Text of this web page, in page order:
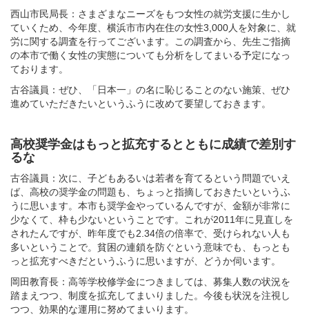
西山市民局長：さまざまなニーズをもつ女性の就労支援に生かし
ていくため、今年度、横浜市市内在住の女性3,000人を対象に、就
労に関する調査を行ってございます。この調査から、先生ご指摘
の本市で働く女性の実態についても分析をしてまいる予定になっ
ております。
古谷議員：ぜひ、「日本一」の名に恥じることのない施策、ぜひ
進めていただきたいというふうに改めて要望しておきます。
高校奨学金はもっと拡充するとともに成績で差別す
るな
古谷議員：次に、子どもあるいは若者を育てるという問題でいえ
ば、高校の奨学金の問題も、ちょっと指摘しておきたいというふ
うに思います。本市も奨学金やっているんですが、金額が非常に
少なくて、枠も少ないということです。これが2011年に見直しを
されたんですが、昨年度でも2.34倍の倍率で、受けられない人も
多いということで。貧困の連鎖を防ぐという意味でも、もっとも
っと拡充すべきだというふうに思いますが、どうか伺います。
岡田教育長：高等学校修学金につきましては、募集人数の状況を
踏まえつつ、制度を拡充してまいりました。今後も状況を注視し
つつ、効果的な運用に努めてまいります。